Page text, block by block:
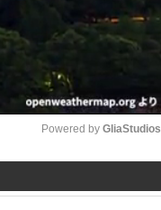
Powered by GliaStudios